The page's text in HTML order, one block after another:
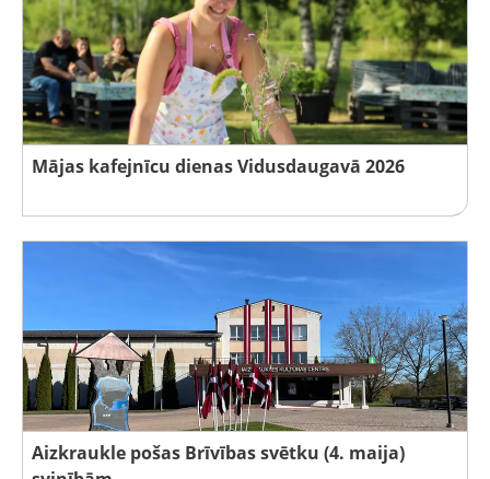
Mājas kafejnīcu dienas Vidusdaugavā 2026
Aizkraukle pošas Brīvības svētku (4. maija)